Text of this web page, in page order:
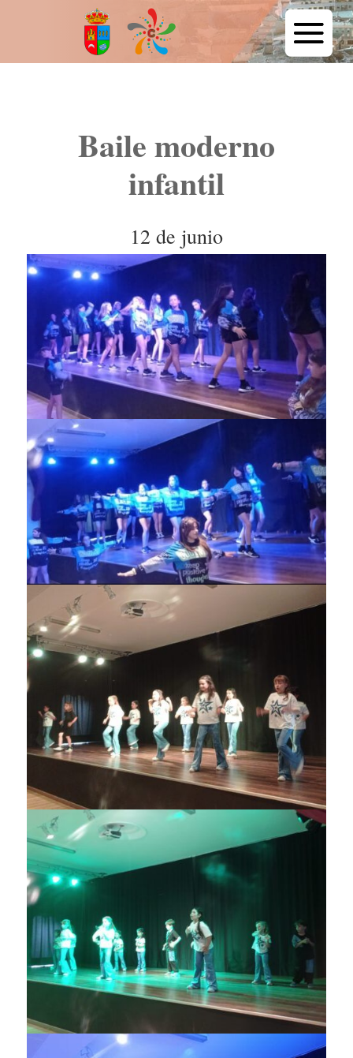
Baile moderno
infantil
12 de junio